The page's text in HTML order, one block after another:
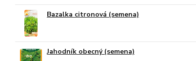
Bazalka citronová (semena)
Jahodník obecný (semena)